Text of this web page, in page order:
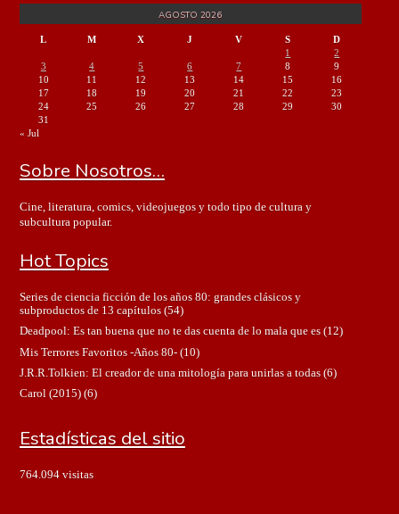
AGOSTO 2026
L M X J V S
D
1
2
3
4 5 6 7 8
9
10
11 12 13 14 15
16
17
18 19 20 21 22
23
24
25 26 27 28 29
30
31
« Jul
Sobre Nosotros…
Cine, literatura, comics, videojuegos y todo tipo de cultura y
subcultura popular.
Hot Topics
Series de ciencia ficción de los años 80: grandes clásicos y
subproductos de 13 capítulos(54)
Deadpool: Es tan buena que no te das cuenta de lo mala que es(12)
Mis Terrores Favoritos -Años 80-(10)
J.R.R.Tolkien: El creador de una mitología para unirlas a todas(6)
Carol (2015)(6)
Estadísticas del sitio
764.094 visitas